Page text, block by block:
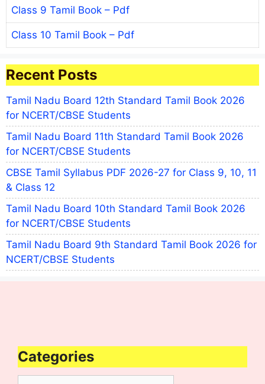
Class 9 Tamil Book – Pdf
Class 10 Tamil Book – Pdf
Recent Posts
Tamil Nadu Board 12th Standard Tamil Book 2026
for NCERT/CBSE Students
Tamil Nadu Board 11th Standard Tamil Book 2026
for NCERT/CBSE Students
CBSE Tamil Syllabus PDF 2026-27 for Class 9, 10, 11
& Class 12
Tamil Nadu Board 10th Standard Tamil Book 2026
for NCERT/CBSE Students
Tamil Nadu Board 9th Standard Tamil Book 2026 for
NCERT/CBSE Students
Categories